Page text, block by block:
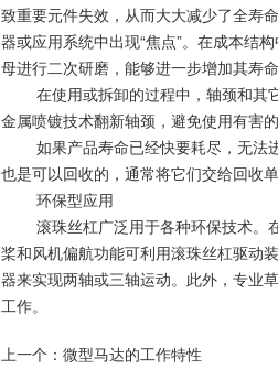
致重要元件失效，从而大大减少了全寿
器或应用系统中出现“焦点”。在成本结
母进行二次研磨，能够进一步增加其寿
在使用或拆卸的过程中，轴颈和其
金属喷镀技术翻新轴颈，避免使用有害的
如果产品寿命已经快要耗尽，无法
也是可以回收的，通常将它们交给回收单
环保型应用
滚珠丝杠广泛用于各种环保技术。
桨和风机偏航功能可利用滚珠丝杠驱动
器来实现两轴或三轴运动。此外，专业
工作。
上一个： 微型马达的工作特性